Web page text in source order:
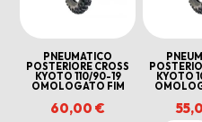
PNEUMATICO
POSTERIORE CROSS
KYOTO 110/90-19
OMOLOGATO FIM
60,00€
KYOTO